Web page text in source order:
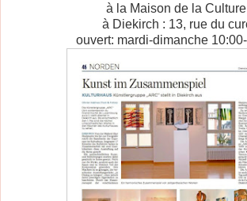
à la Maison de la Culture
à Diekirch : 13, rue du
ouvert: mardi-dimanche